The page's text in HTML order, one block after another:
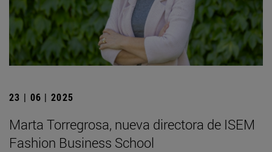
23 | 06 | 2025
Marta Torregrosa, nueva directora de ISEM
Fashion Business School